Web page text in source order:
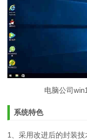
电脑公司
系统特色
1、采用改进后的封装